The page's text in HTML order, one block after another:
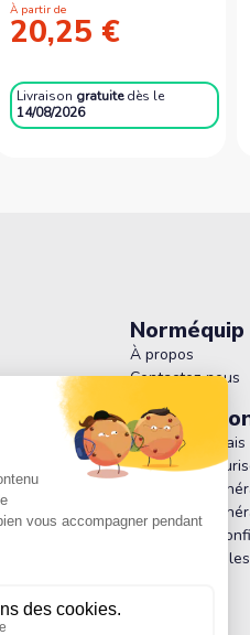
À partir de
20,25 €
Livraison gratuite dès le
14/08/2026
Norméquip
À propos
Contactez-nous
Livraison et
Paiement
Conditions
Conditions
Politique de
Mentions légales